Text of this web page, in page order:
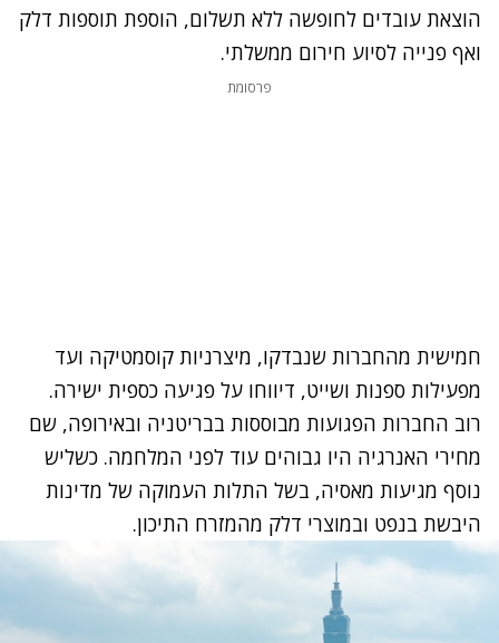
הוצאת עובדים לחופשה ללא תשלום, הוספת תוספות דלק
ואף פנייה לסיוע חירום ממשלתי.
פרסומת
חמישית מהחברות שנבדקו, מיצרניות קוסמטיקה ועד
מפעילות ספנות ושייט, דיווחו על פגיעה כספית ישירה.
רוב החברות הפגועות מבוססות בבריטניה ובאירופה, שם
מחירי האנרגיה היו גבוהים עוד לפני המלחמה. כשליש
נוסף מגיעות מאסיה, בשל התלות העמוקה של מדינות
היבשת בנפט ובמוצרי דלק מהמזרח התיכון.